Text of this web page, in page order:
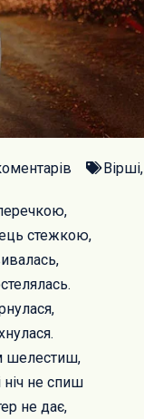
Вірші,
стежкою,
шелестиш,
не спиш
не дає,